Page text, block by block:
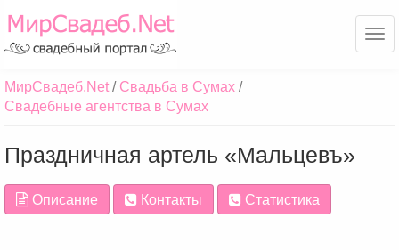
МирСвадеб.Net
Свадьба в Сумах
Свадебные агентства в Сумах
Праздничная артель «Мальцевъ»
Описание Контакты Статистика